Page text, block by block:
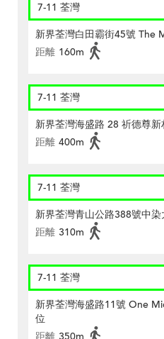
7-11 荃灣
新界荃灣白田霸街45號 The
距離 160m
7-11 荃灣
新界荃灣海盛路 28 祈德尊
距離 400m
7-11 荃灣
新界荃灣青山公路388號中
距離 310m
7-11 荃灣
新界荃灣海盛路11號 One
位